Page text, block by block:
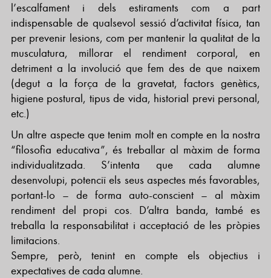
l’escalfament i dels estiraments com a part
indispensable de qualsevol sessió d’activitat física, tan
per prevenir lesions, com per mantenir la qualitat de la
musculatura, millorar el rendiment corporal, en
detriment a la involució que fem des de que naixem
(degut a la força de la gravetat, factors genètics,
higiene postural, tipus de vida, historial previ personal,
etc.)
Un altre aspecte que tenim molt en compte en la nostra
“filosofia educativa”, és treballar al màxim de forma
individualitzada. S’intenta que cada alumne
desenvolupi, potenciï els seus aspectes més favorables,
portant-lo – de forma auto-conscient – al màxim
rendiment del propi cos. D’altra banda, també es
treballa la responsabilitat i acceptació de les pròpies
limitacions.
Sempre, però, tenint en compte els objectius i
expectatives de cada alumne.